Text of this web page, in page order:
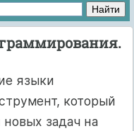
языки
который
задач на